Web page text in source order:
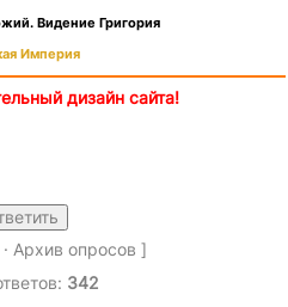
Видение Григория
Империя
дизайн сайта!
· Архив опросов ]
342